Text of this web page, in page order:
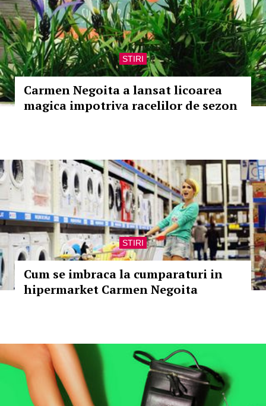
STIRI
Carmen Negoita a lansat licoarea
magica impotriva racelilor de sezon
STIRI
Cum se imbraca la cumparaturi in
hipermarket Carmen Negoita